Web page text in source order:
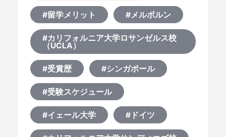
#留学メリット #メルボルン
#カリフォルニア大学ロサンゼルス校
（UCLA）
#受賞歴 #シンガポール
#受験スケジュール
#イェール大学 #ドイツ